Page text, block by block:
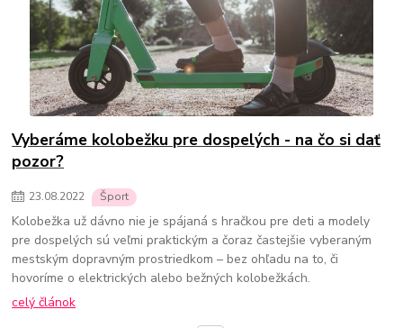
Vyberáme kolobežku pre dospelých - na čo si dať
pozor?
23.08.2022 Šport
Kolobežka už dávno nie je spájaná s hračkou pre deti a modely
pre dospelých sú veľmi praktickým a čoraz častejšie vyberaným
mestským dopravným prostriedkom – bez ohľadu na to, či
hovoríme o elektrických alebo bežných kolobežkách.
celý článok